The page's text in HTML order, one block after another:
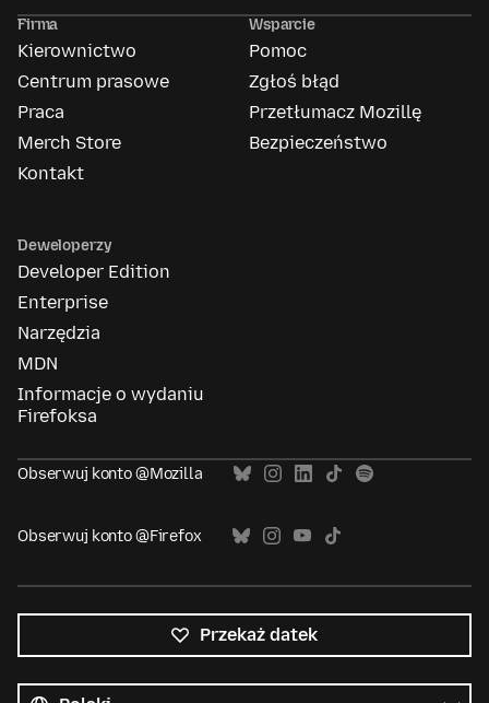
Firma
Kierownictwo
Centrum prasowe
Praca
Merch Store
Kontakt
Wsparcie
Pomoc
Zgłoś błąd
Przetłumacz Mozillę
Bezpieczeństwo
Deweloperzy
Developer Edition
Enterprise
Narzędzia
MDN
Informacje o wydaniu
Firefoksa
Obserwuj konto @Mozilla
Obserwuj konto @Firefox
Przekaż datek
języki
Język